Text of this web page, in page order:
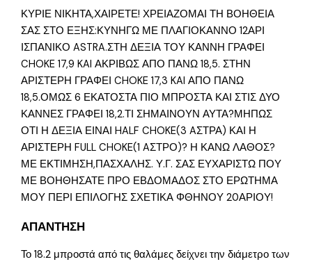
ΚΥΡΙΕ ΝΙΚΗΤΑ,ΧΑΙΡΕΤΕ! ΧΡΕΙΑΖΟΜΑΙ ΤΗ ΒΟΗΘΕΙΑ
ΣΑΣ ΣΤΟ ΕΞΗΣ:ΚΥΝΗΓΩ ΜΕ ΠΛΑΓΙΟΚΑΝΝΟ 12ΑΡΙ
ΙΣΠΑΝΙΚΟ ASTRA.ΣΤΗ ΔΕΞΙΑ ΤΟΥ ΚΑΝΝΗ ΓΡΑΦΕΙ
CHOKE 17,9 KAI ΑΚΡΙΒΩΣ ΑΠΟ ΠΑΝΩ 18,5. ΣΤΗΝ
ΑΡΙΣΤΕΡΗ ΓΡΑΦΕΙ CHOKE 17,3 KAI ΑΠΟ ΠΑΝΩ
18,5.ΟΜΩΣ 6 ΕΚΑΤΟΣΤΑ ΠΙΟ ΜΠΡΟΣΤΑ ΚΑΙ ΣΤΙΣ ΔΥΟ
ΚΑΝΝΕΣ ΓΡΑΦΕΙ 18,2.ΤΙ ΣΗΜΑΙΝΟΥΝ ΑΥΤΑ?ΜΗΠΩΣ
ΟΤΙ Η ΔΕΞΙΑ ΕΙΝΑΙ HALF CHOKE(3 AΣΤΡΑ) ΚΑΙ Η
ΑΡΙΣΤΕΡΗ FULL CHOKE(1 AΣΤΡΟ)? Η ΚΑΝΩ ΛΑΘΟΣ?
ΜΕ ΕΚΤΙΜΗΣΗ,ΠΑΣΧΑΛΗΣ. Υ.Γ. ΣΑΣ ΕΥΧΑΡΙΣΤΩ ΠΟΥ
ΜΕ ΒΟΗΘΗΣΑΤΕ ΠΡΟ ΕΒΔΟΜΑΔΟΣ ΣΤΟ ΕΡΩΤΗΜΑ
ΜΟΥ ΠΕΡΙ ΕΠΙΛΟΓΗΣ ΣΧΕΤΙΚΑ ΦΘΗΝΟΥ 20ΑΡΙΟΥ!
ΑΠΑΝΤΗΣΗ
Το 18.2 μπροστά από τις θαλάμες δείχνει την διάμετρο των